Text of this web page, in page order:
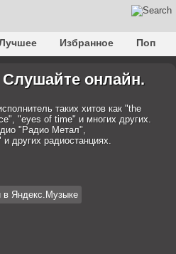
Избранное
Поп
Транс Дип-хаус
Фолк
онлайн.
таких хитов как "the
"eyes of time" и многих других.
"Радио Метал",
других радиостанциях.
в Яндекс.Музыке